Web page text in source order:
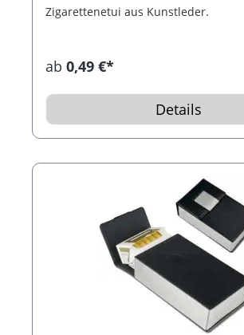
Zigarettenetui aus Kunstleder.
ab 0,49 €*
Details